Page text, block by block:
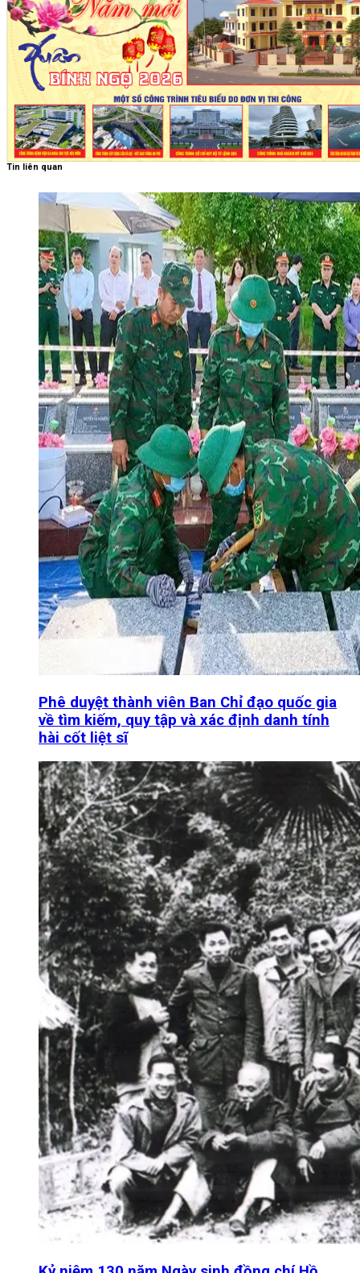
Tin liên quan
Phê duyệt thành viên Ban Chỉ đạo quốc gia
về tìm kiếm, quy tập và xác định danh tính
hài cốt liệt sĩ